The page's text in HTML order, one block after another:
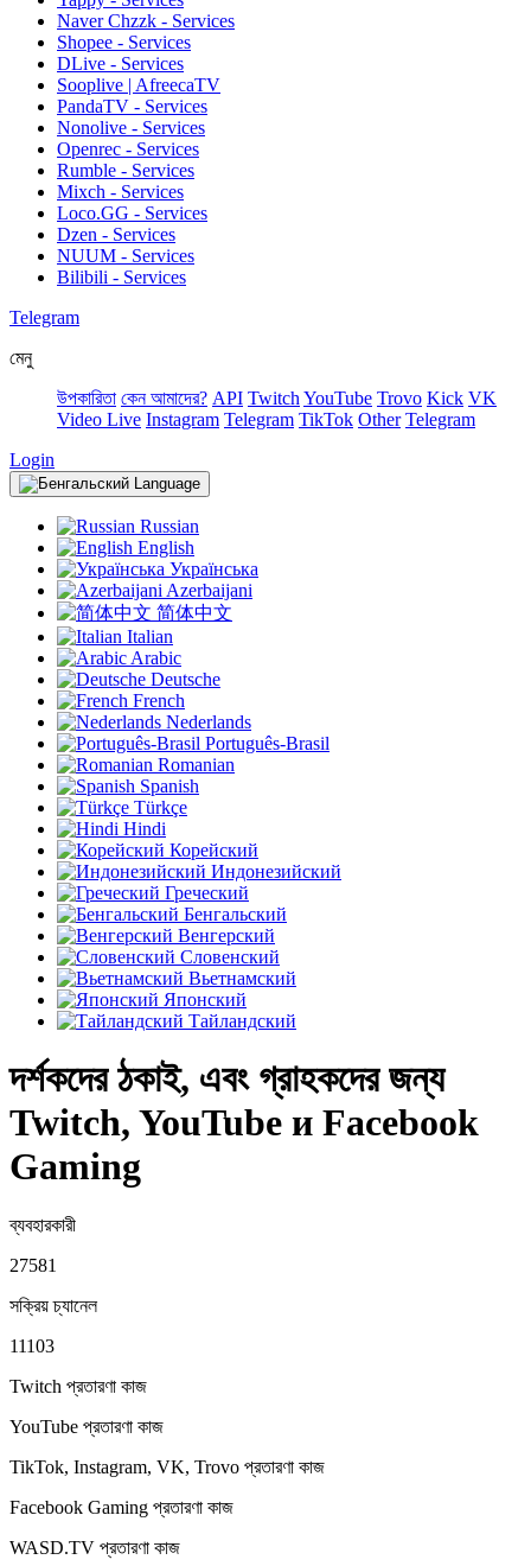
Naver Chzzk - Services
Shopee - Services
DLive - Services
Sooplive | AfreecaTV
PandaTV - Services
Nonolive - Services
Openrec - Services
Rumble - Services
Mixch - Services
Loco.GG - Services
Dzen - Services
NUUM - Services
Bilibili - Services
Telegram
মেনু
উপকারিতা কেন আমাদের? API Twitch YouTube Trovo Kick VK
Video Live Instagram Telegram TikTok Other Telegram
Login
Language
Russian
English
Українська
Azerbaijani
简体中文
Italian
Arabic
Deutsche
French
Nederlands
Português-Brasil
Romanian
Spanish
Türkçe
Hindi
Корейский
Индонезийский
Греческий
Бенгальский
Венгерский
Словенский
Вьетнамский
Японский
Тайландский
দর্শকদের ঠকাই, এবং গ্রাহকদের জন্য
Twitch, YouTube и Facebook
Gaming
ব্যবহারকারী
27581
সক্রিয় চ্যানেল
11103
Twitch প্রতারণা কাজ
YouTube প্রতারণা কাজ
TikTok, Instagram, VK, Trovo প্রতারণা কাজ
Facebook Gaming প্রতারণা কাজ
WASD.TV প্রতারণা কাজ